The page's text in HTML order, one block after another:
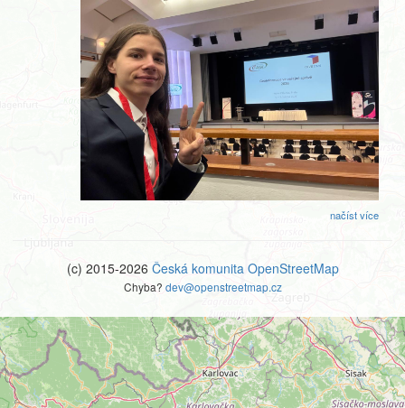
načíst více
(c) 2015-2026 Česká komunita OpenStreetMap
Chyba? dev@openstreetmap.cz